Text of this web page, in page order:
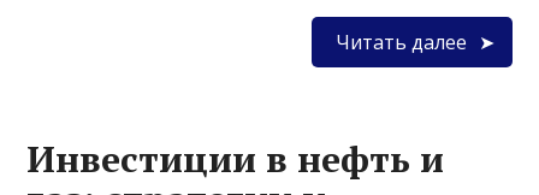
Читать далее
Инвестиции в нефть и